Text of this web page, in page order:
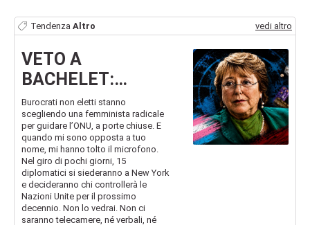
Tendenza Altro vedi altro
VETO A
BACHELET:
Fermiamo la
radicale presa di
potere femminista
alle Nazioni Unite
Burocrati non eletti stanno
scegliendo una femminista radicale
per guidare l’ONU, a porte chiuse. E
quando mi sono opposta a tuo
nome, mi hanno tolto il microfono.
Nel giro di pochi giorni, 15
diplomatici si siederanno a New York
e decideranno chi controllerà le
Nazioni Unite per il prossimo
decennio. Non lo vedrai. Non ci
saranno telecamere, né verbali, né